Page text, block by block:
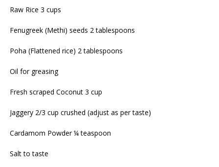
Raw Rice 3 cups
Fenugreek (Methi) seeds 2 tablespoons
Poha (Flattened rice) 2 tablespoons
Oil for greasing
Fresh scraped Coconut 3 cup
Jaggery 2/3 cup crushed (adjust as per taste)
Cardamom Powder ¼ teaspoon
Salt to taste